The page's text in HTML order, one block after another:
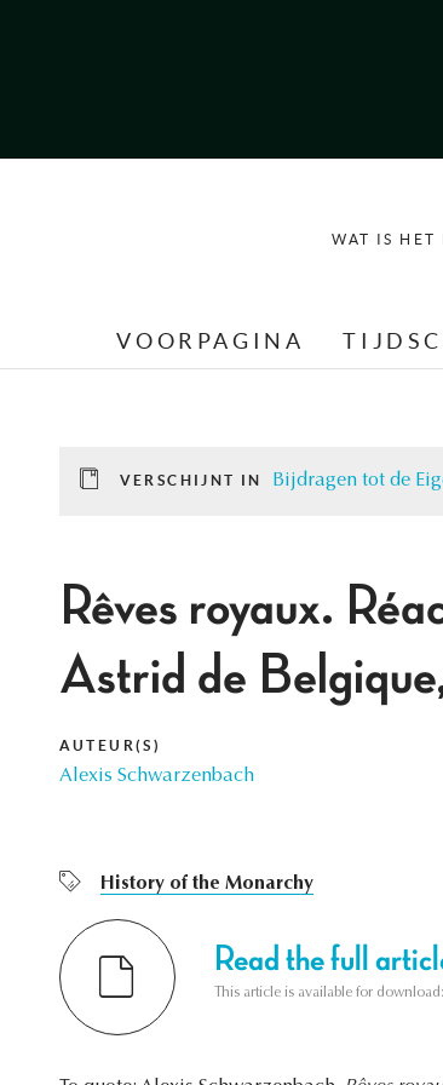
WAT IS HET
VOORPAGINA
VERSCHIJNT IN Bijdragen tot de
Rêves royaux.
Astrid de
AUTEUR(S)
Alexis Schwarzenbach
History of the Monarchy
Read the full
This article is available for download: